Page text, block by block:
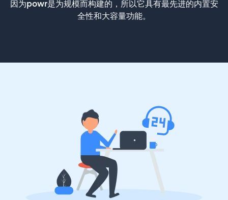
因为powr是为规模而构建的，所以它具有最先进的内置安
全性和大容量功能。